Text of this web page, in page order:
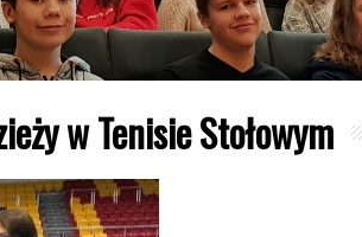
w Tenisie Stołowym